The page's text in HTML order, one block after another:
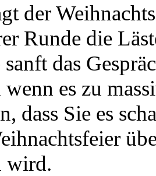
der
Runde die
das
es zu
dass Sie es
wird.